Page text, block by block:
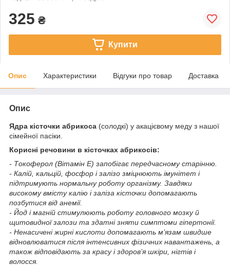
325 ₴
Купити
Опис Характеристики Відгуки про товар Доставка
Опис
Ядра кісточки абрикоса (солодкі) у акацієвому меду з нашої
сімейної пасіки.
Корисні речовини в кісточках абрикосів:
- Токоферол (Вітамін Е) запобігає передчасному старінню.
- Калій, кальцій, фосфор і залізо зміцнюють імунітет і
підтримують нормальну роботу організму. Завдяки
високому вмісту калію і заліза кісточки допомагають
позбутися від анемії.
- Йод і магній стимулюють роботу головного мозку й
щитовидної залози та здатні зняти симптоми гіпертонії.
- Ненасичені жирні кислоти допомагають м’язам швидше
відновлюватися після інтенсивних фізичних навантажень, а
також відповідають за красу і здоров’я шкіри, нігтів і
волосся.